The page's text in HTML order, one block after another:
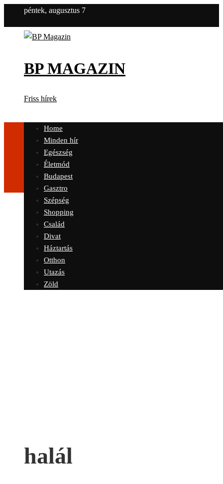
péntek, augusztus 7
BP MAGAZIN
Friss hírek
Home
Minden hír
Egészség
Életmód
Budapest
Gasztro
Szépség
Shopping
Család
Divat
Háztartás
Otthon
Utazás
Zöld
halál